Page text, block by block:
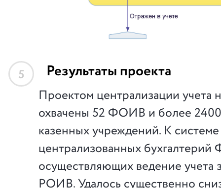
5 Результаты проекта
Проектом централизации учета
охвачены 52 ФОИВ и более
казенных учреждений. К
централизованных
осуществляющих ведение
РОИВ. Удалось существенно